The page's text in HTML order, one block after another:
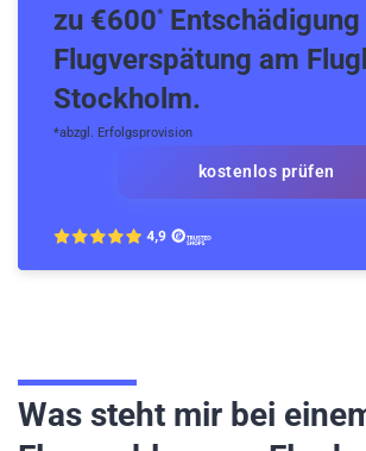
zu €600*
Flugverspätung am
Stockholm.
*abzgl. Erfolgsprovision
kostenlos prüfen
Was steht mir bei